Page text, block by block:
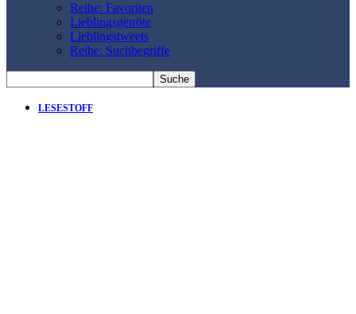
Reihe: Favoriten
Lieblingsgetröte
Lieblingstweets
Reihe: Suchbegriffe
LESESTOFF